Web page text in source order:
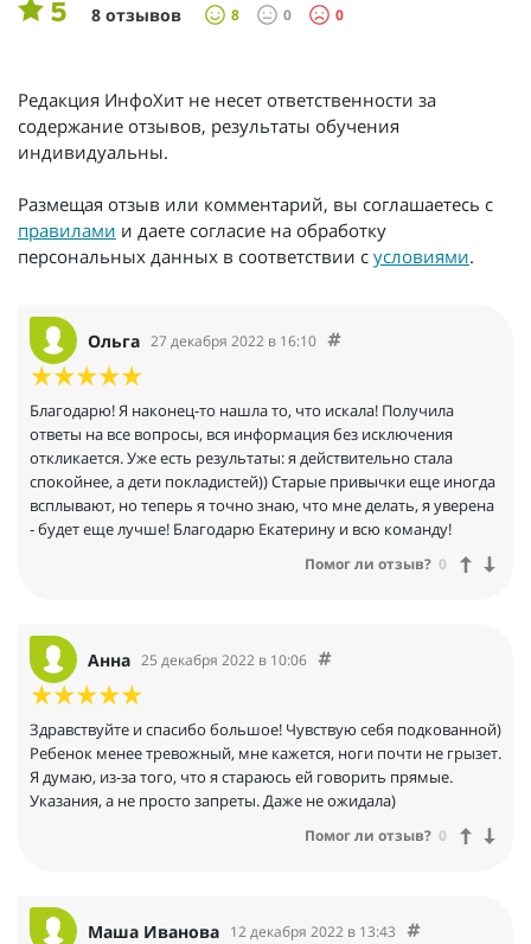
5 8 отзывов 8 0 0
Редакция ИнфоХит не несет ответственности за
содержание отзывов, результаты обучения
индивидуальны.
Размещая отзыв или комментарий, вы соглашаетесь с
правилами и даете согласие на обработку
персональных данных в соответствии с условиями.
Ольга 27 декабря 2022 в 16:10
Благодарю! Я наконец-то нашла то, что искала! Получила
ответы на все вопросы, вся информация без исключения
откликается. Уже есть результаты: я действительно стала
спокойнее, а дети покладистей)) Старые привычки еще иногда
всплывают, но теперь я точно знаю, что мне делать, я уверена
- будет еще лучше! Благодарю Екатерину и всю команду!
Помог ли отзыв? 0
Анна 25 декабря 2022 в 10:06
Здравствуйте и спасибо большое! Чувствую себя подкованной)
Ребенок менее тревожный, мне кажется, ноги почти не грызет.
Я думаю, из-за того, что я стараюсь ей говорить прямые.
Указания, а не просто запреты. Даже не ожидала)
Помог ли отзыв? 0
Маша Иванова 12 декабря 2022 в 13:43